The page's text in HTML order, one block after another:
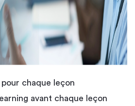
chaque leçon
avant chaque leçon